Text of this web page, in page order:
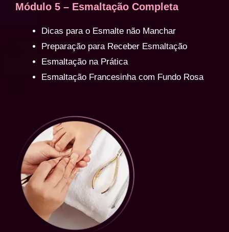
Módulo 5 – Esmaltação Completa
Dicas para o Esmalte não Manchar
Preparação para Receber Esmaltação
Esmaltação na Prática
Esmaltação Francesinha com Fundo Rosa